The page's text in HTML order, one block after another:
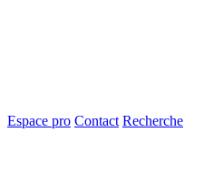
Espace pro Contact Recherche